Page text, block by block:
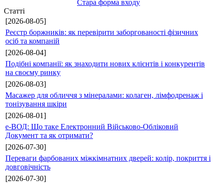
Стара форма входу
Статті
[2026-08-05]
Реєстр боржників: як перевірити заборгованості фізичних
осіб та компаній
[2026-08-04]
Подібні компанії: як знаходити нових клієнтів і конкурентів
на своєму ринку
[2026-08-03]
Масажер для обличчя з мінералами: колаген, лімфодренаж і
тонізування шкіри
[2026-08-01]
е-ВОД: Що таке Електронний Військово-Обліковий
Документ та як отримати?
[2026-07-30]
Переваги фарбованих міжкімнатних дверей: колір, покриття і
довговічність
[2026-07-30]